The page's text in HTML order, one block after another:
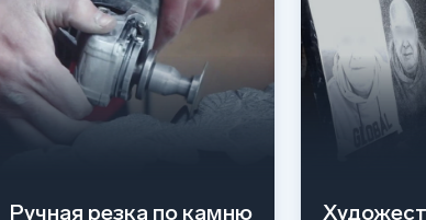
Ручная резка по камню